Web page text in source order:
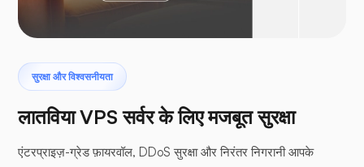
टेरोडक्टाइल
सुरक्षा और विश्वसनीयता
लातविया VPS सर्वर के लिए मजबूत सुरक्षा
एंटरप्राइज़-ग्रेड फ़ायरवॉल, DDoS सुरक्षा और निरंतर निगरानी आपके